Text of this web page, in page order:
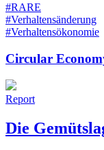
#RARE
#Verhaltensänderung
#Verhaltensökonomie
Circular
Report
Die